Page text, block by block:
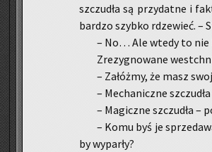
szczu­dła są przy­dat­ne i
bar­dzo szyb­ko rdze­wieć. –
– No… Ale wtedy to nie
Zre­zy­gno­wa­ne
– Za­łóż­my, że masz
– Me­cha­nicz­ne
– Ma­gicz­ne szczu­dła –
– Komu byś je
by wy­par­ły?